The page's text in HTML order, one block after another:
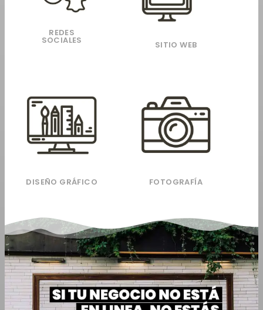
REDES
SOCIALES SITIO WEB
DISEÑO GRÁFICO FOTOGRAFÍA